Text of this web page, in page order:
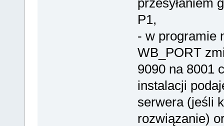
przesyłaniem
P1,
- w programie
WB_PORT
9090 na 8001
instalacji
serwera (jeśli
rozwiązanie)